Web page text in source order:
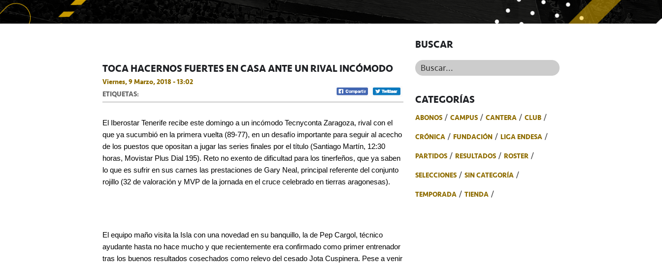
TOCA HACERNOS FUERTES EN CASA ANTE UN RIVAL INCÓMODO
Viernes, 9 Marzo, 2018 - 13:02
ETIQUETAS:
El Iberostar Tenerife recibe este domingo a un incómodo Tecnyconta Zaragoza, rival con el
que ya sucumbió en la primera vuelta (89-77), en un desafío importante para seguir al acecho
de los puestos que opositan a jugar las series finales por el título (Santiago Martín, 12:30
horas, Movistar Plus Dial 195). Reto no exento de dificultad para los tinerfeños, que ya saben
lo que es sufrir en sus carnes las prestaciones de Gary Neal, principal referente del conjunto
rojillo (32 de valoración y MVP de la jornada en el cruce celebrado en tierras aragonesas).
El equipo maño visita la Isla con una novedad en su banquillo, la de Pep Cargol, técnico
ayudante hasta no hace mucho y que recientemente era confirmado como primer entrenador
tras los buenos resultados cosechados como relevo del cesado Jota Cuspinera. Pese a venir
BUSCAR
Buscar...
CATEGORÍAS
ABONOS CAMPUS CANTERA
CLUB
CRÓNICA
FUNDACIÓN
LIGA ENDESA
PARTIDOS
RESULTADOS
ROSTER
SELECCIONES
SIN CATEGORÍA
TEMPORADA
TIENDA